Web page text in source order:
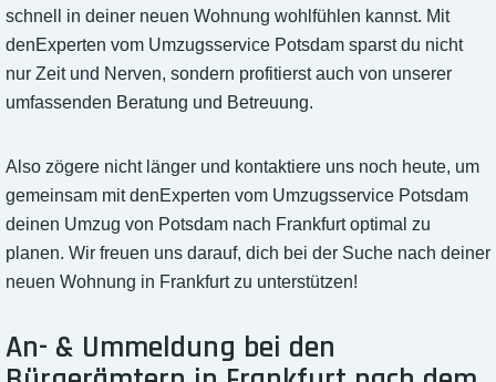
schnell in deiner neuen Wohnung wohlfühlen kannst. Mit
denExperten vom Umzugsservice Potsdam sparst du nicht
nur Zeit und Nerven, sondern profitierst auch von unserer
umfassenden Beratung und Betreuung.
Also zögere nicht länger und kontaktiere uns noch heute, um
gemeinsam mit denExperten vom Umzugsservice Potsdam
deinen Umzug von Potsdam nach Frankfurt optimal zu
planen. Wir freuen uns darauf, dich bei der Suche nach deiner
neuen Wohnung in Frankfurt zu unterstützen!
An- & Ummeldung bei den